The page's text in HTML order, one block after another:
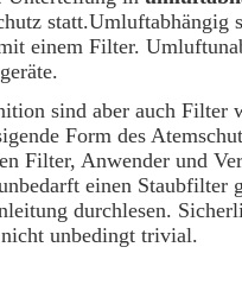
statt.Umluftabhängig
einem Filter.
sind aber auch Filter
Form des
Filter, Anwender und
einen Staubfilter
durchlesen.
unbedingt trivial.